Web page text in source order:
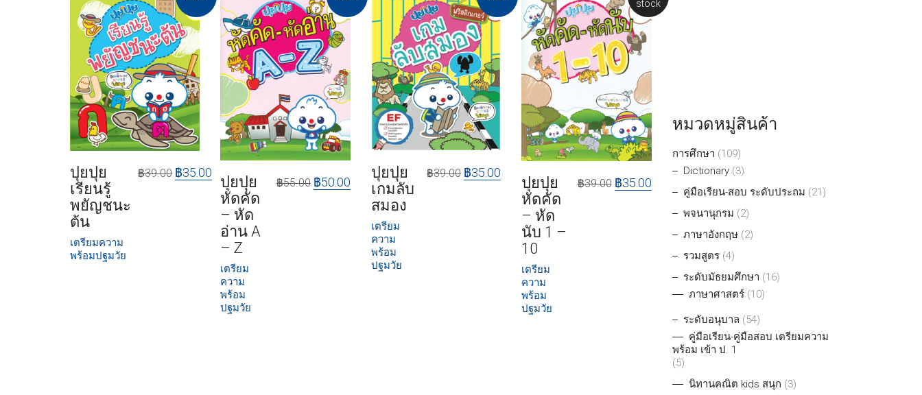
ปุยปุย
เรียนรู้
พยัญชนะ
ต้น
เตรียมความ
พร้อมปฐมวัย
฿39.00 ฿35.00
ปุยปุย
หัดคัด
– หัด
อ่าน A
– Z
เตรียม
ความ
พร้อม
ปฐมวัย
฿55.00 ฿50.00
ปุยปุย
เกมลับ
สมอง
เตรียม
ความ
พร้อม
ปฐมวัย
฿39.00 ฿35.00
stock
ปุยปุย
หัดคัด
– หัด
นับ 1 –
10
เตรียม
ความ
พร้อม
ปฐมวัย
฿39.00 ฿35.00
หมวดหมู่สินค้า
การศึกษา (109)
Dictionary (3)
คู่มือเรียน-สอบ ระดับประถม (21)
พจนานุกรม (2)
ภาษาอังกฤษ (2)
รวมสูตร (4)
ระดับมัธยมศึกษา (16)
ภาษาศาสตร์ (10)
ระดับอนุบาล (54)
คู่มือเรียน-คู่มือสอบ เตรียมความ
พร้อม เข้า ป. 1
(5)
นิทานคณิต kids สนุก (3)